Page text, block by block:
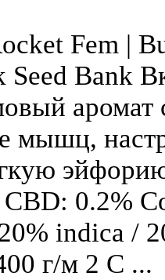
Fem |
Bank
аромат
мышц,
0.2%
indica /
г/м 2 С ...